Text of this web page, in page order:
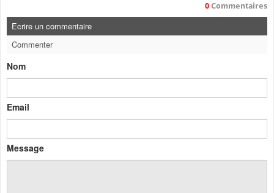
0 Commentaires
Ecrire un commentaire
Commenter
Nom
Email
Message